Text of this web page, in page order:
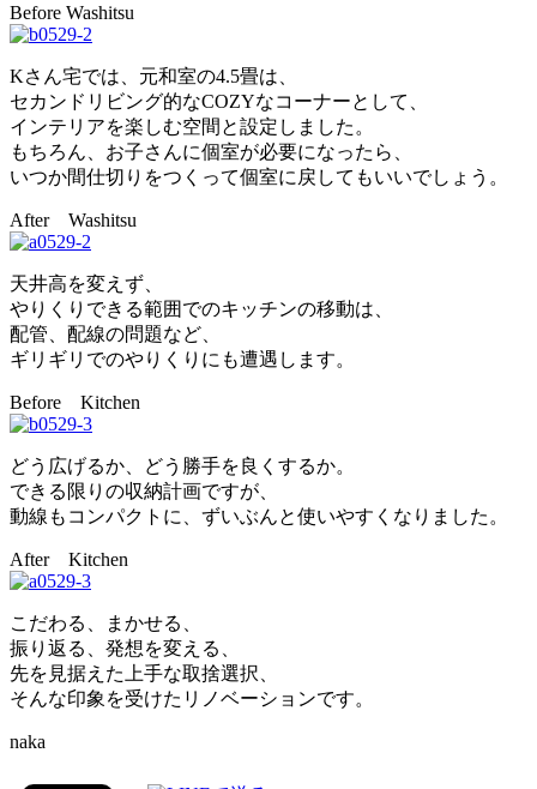
Before Washitsu
Kさん宅では、元和室の4.5畳は、
セカンドリビング的なCOZYなコーナーとして、
インテリアを楽しむ空間と設定しました。
もちろん、お子さんに個室が必要になったら、
いつか間仕切りをつくって個室に戻してもいいでしょう。
After Washitsu
天井高を変えず、
やりくりできる範囲でのキッチンの移動は、
配管、配線の問題など、
ギリギリでのやりくりにも遭遇します。
Before Kitchen
どう広げるか、どう勝手を良くするか。
できる限りの収納計画ですが、
動線もコンパクトに、ずいぶんと使いやすくなりました。
After Kitchen
こだわる、まかせる、
振り返る、発想を変える、
先を見据えた上手な取捨選択、
そんな印象を受けたリノベーションです。
naka